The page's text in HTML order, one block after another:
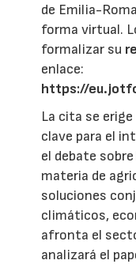
de Emilia-
forma virtual.
formalizar su
enlace:
https://
La cita se
clave para el
el debate
materia de
soluciones
climáticos,
afronta el
analizará el